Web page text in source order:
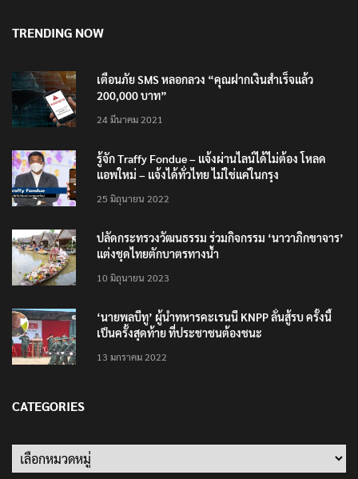
TRENDING NOW
เตือนภัย SMS หลอกลวง “คุณฝากเงินสำเร็จแล้ว
200,000 บาท”
24 มีนาคม 2021
รู้จัก Traffy Fondue – แจ้งผ่านไลน์ได้ไม่ต้อง โหลด
แอพใหม่ – แจ้งได้ทั่วไทย ไม่ใช่แค่ในกรุง
25 มิถุนายน 2022
ปลัดกระทรวงวัฒนธรรม ร่วมกิจกรรม ‘นาวาภิกขาจาร’
แต่งชุดไทยตักบาตรทางน้ำ
10 มิถุนายน 2023
‘นายพลบีทู’ ผู้นำทหารคะเรนนี KNPP ลั่นสู้รบ ครั้งนี้
เป็นครั้งสุดท้าย ที่ประชาชนต้องชนะ
13 มกราคม 2022
CATEGORIES
Categories